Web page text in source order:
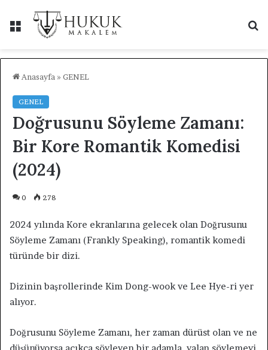
Menü
...
Anasayfa » GENEL
GENEL
Doğrusunu Söyleme Zamanı:
Bir Kore Romantik Komedisi
(2024)
0 278
2024 yılında Kore ekranlarına gelecek olan Doğrusunu
Söyleme Zamanı (Frankly Speaking), romantik komedi
türünde bir dizi.
Dizinin başrollerinde Kim Dong-wook ve Lee Hye-ri yer
alıyor.
Doğrusunu Söyleme Zamanı, her zaman dürüst olan ve ne